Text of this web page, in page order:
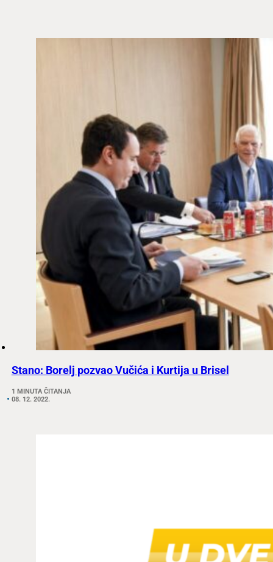
Stano: Borelj pozvao Vučića i Kurtija u Brisel
1 MINUTA ČITANJA
08. 12. 2022.